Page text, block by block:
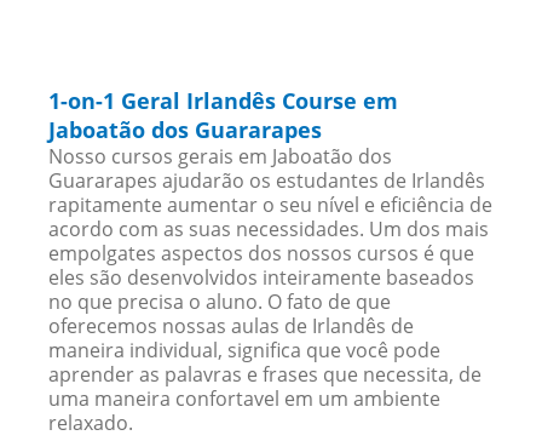
1-on-1 Geral Irlandês Course em
Jaboatão dos Guararapes
Nosso cursos gerais em Jaboatão dos
Guararapes ajudarão os estudantes de Irlandês
rapitamente aumentar o seu nível e eficiência de
acordo com as suas necessidades. Um dos mais
empolgates aspectos dos nossos cursos é que
eles são desenvolvidos inteiramente baseados
no que precisa o aluno. O fato de que
oferecemos nossas aulas de Irlandês de
maneira individual, significa que você pode
aprender as palavras e frases que necessita, de
uma maneira confortavel em um ambiente
relaxado.